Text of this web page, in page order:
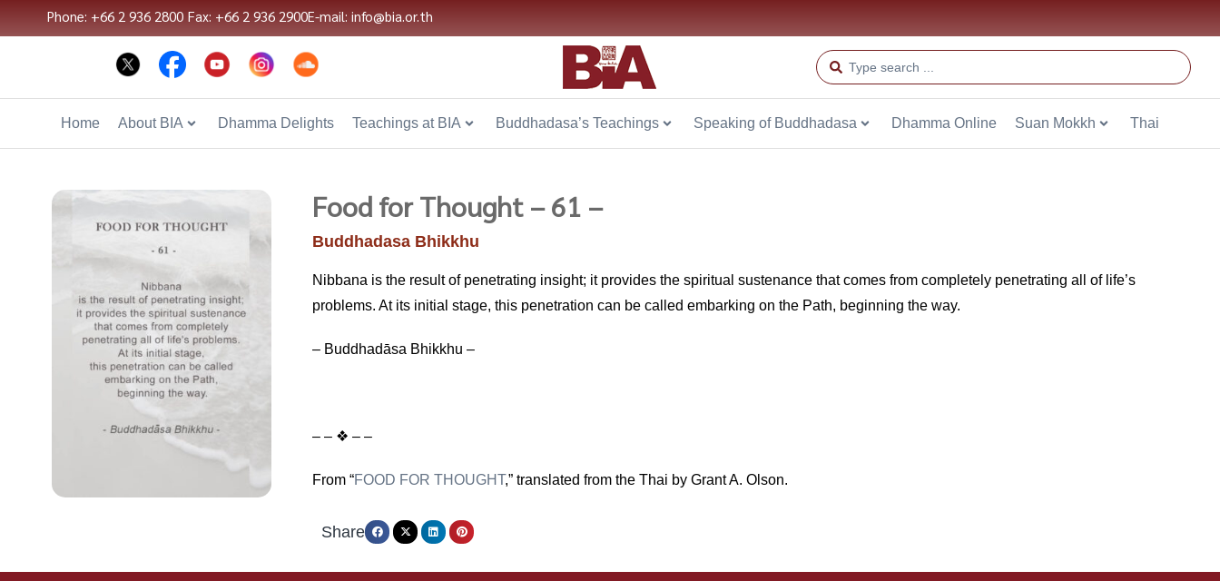
Phone: +66 2 936 2800 Fax: +66 2 936 2900E-mail: info@bia.or.th
Home About BIA Dhamma Delights Teachings at BIA Buddhadasa’s Teachings Speaking of Buddhadasa Dhamma Online Suan Mokkh Thai
Food for Thought – 61 –
Buddhadasa Bhikkhu
Nibbana is the result of penetrating insight; it provides the spiritual sustenance that comes from completely penetrating all of life’s
problems. At its initial stage, this penetration can be called embarking on the Path, beginning the way.
– Buddhadāsa Bhikkhu –
– – ❖ – –
From “FOOD FOR THOUGHT,” translated from the Thai by Grant A. Olson.
Share